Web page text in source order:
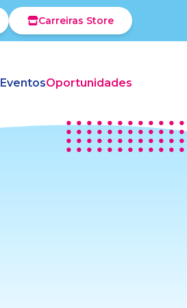
Carreiras Store
EventosOportunidades